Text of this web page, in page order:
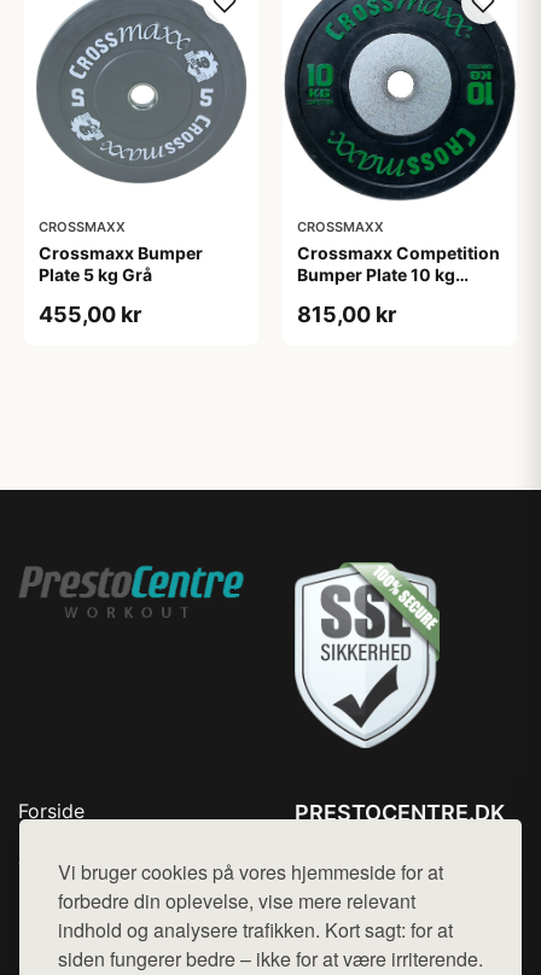
Vi bruger cookies på vores hjemmeside for at
forbedre din oplevelse, vise mere relevant
indhold og analysere trafikken. Kort sagt: for at
siden fungerer bedre – ikke for at være irriterende.
CROSSMAXX
Crossmaxx Bumper
Plate 5 kg Grå
455,00 kr
CROSSMAXX
Crossmaxx Competition
Bumper Plate 10 kg
815,00 kr
Forside
Top Rabatter
Kontakt
PRESTOCENTRE.DK
Mail: hej@want.dk
Cookie- og privatlivspolitik